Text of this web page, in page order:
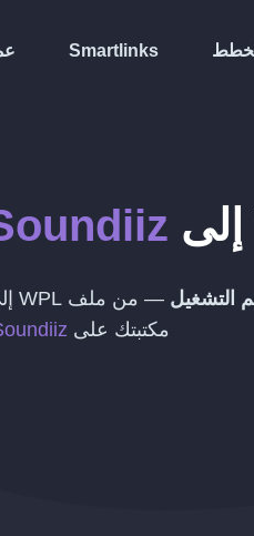
Smartlinks
إلى
التشغيل — من ملف WPL
مكتبتك على